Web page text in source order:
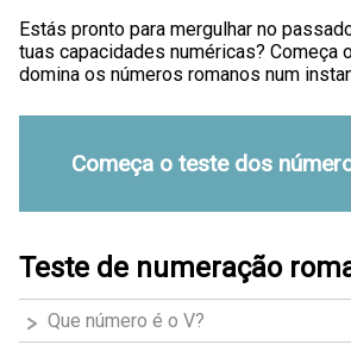
Estás pronto para mergulhar no
tuas capacidades numéricas? Começa
domina os números romanos num
Começa o teste dos
Teste de numeração
Que número é o V?